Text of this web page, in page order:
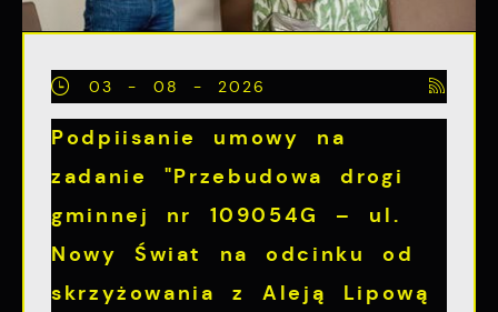
03 - 08 - 2026
Podpiisanie umowy na
zadanie "Przebudowa drogi
gminnej nr 109054G – ul.
Nowy Świat na odcinku od
skrzyżowania z Aleją Lipową